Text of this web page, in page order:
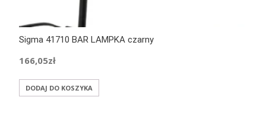
Sigma 41710 BAR LAMPKA czarny
166,05zł
DODAJ DO KOSZYKA